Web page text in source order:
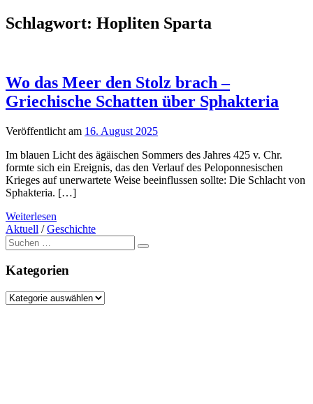
Schlagwort: Hopliten Sparta
Wo das Meer den Stolz brach –
Griechische Schatten über Sphakteria
Veröffentlicht am 16. August 2025
Im blauen Licht des ägäischen Sommers des Jahres 425 v. Chr.
formte sich ein Ereignis, das den Verlauf des Peloponnesischen
Krieges auf unerwartete Weise beeinflussen sollte: Die Schlacht von
Sphakteria. […]
Weiterlesen
Aktuell /Geschichte
Suche
nach:
Kategorien
Kategorien